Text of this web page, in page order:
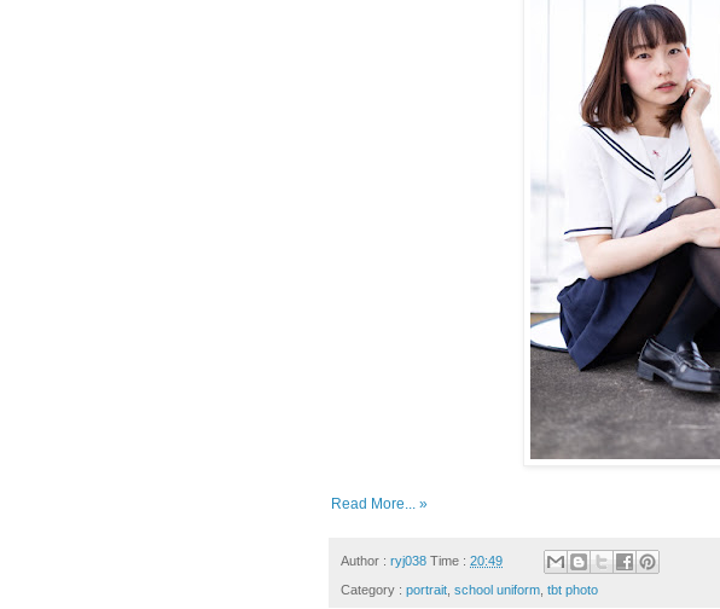
Read More... »
Author : ryj038 Time : 20:49
Category : portrait school uniform tbt photo